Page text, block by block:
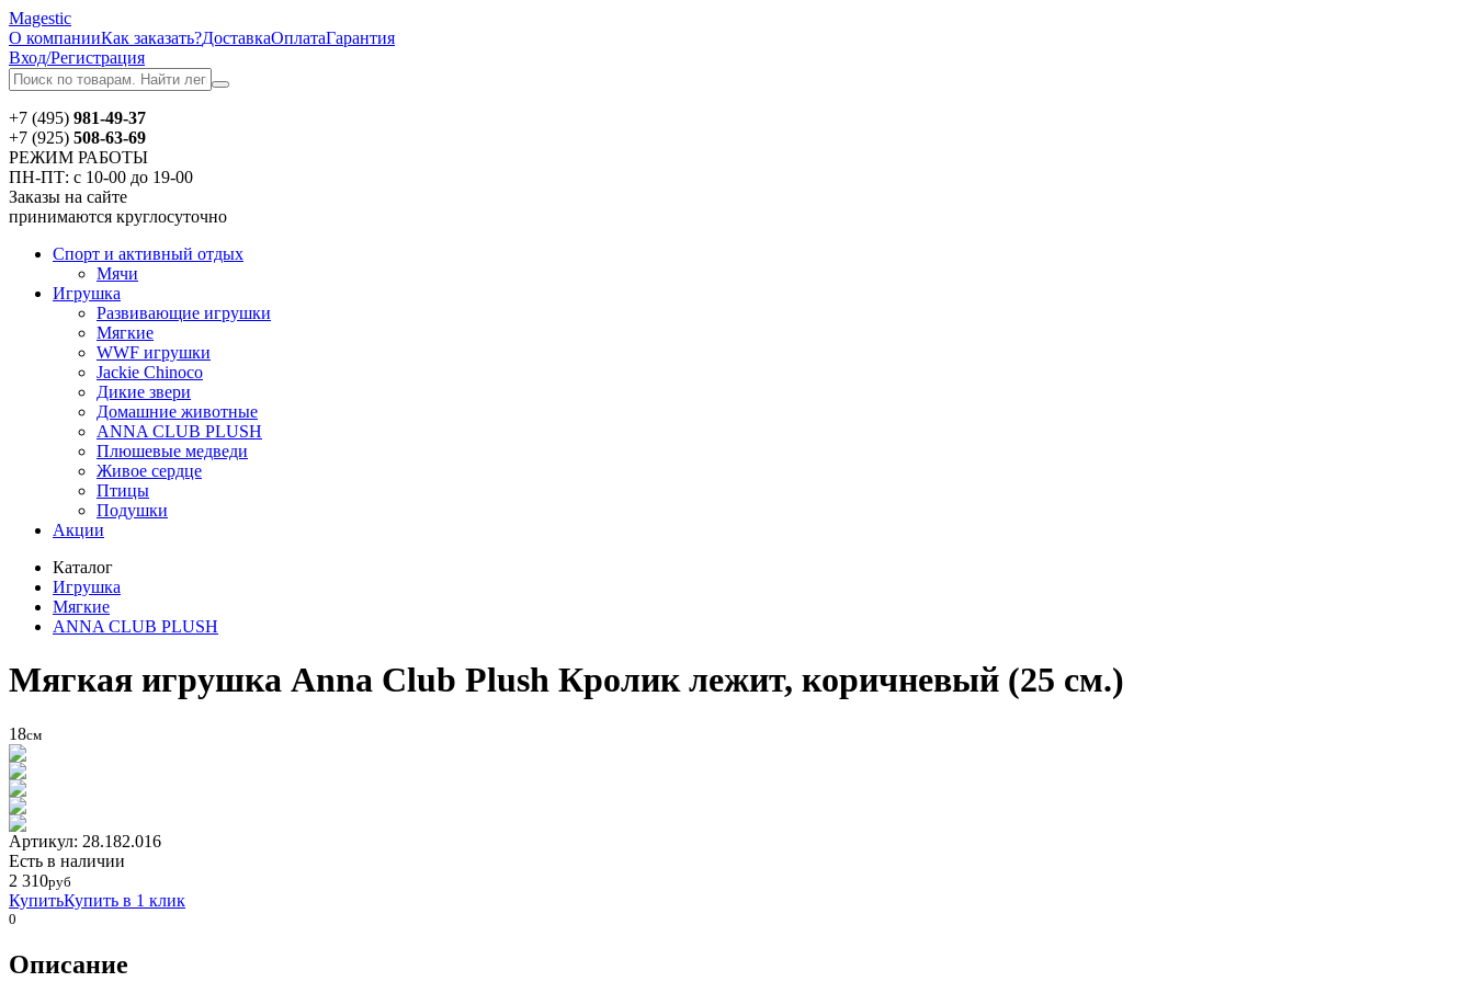
Magestic
О компанииКак заказать?ДоставкаОплатаГарантия
Вход/Регистрация
+7 (495) 981-49-37
+7 (925) 508-63-69
РЕЖИМ РАБОТЫ
ПН-ПТ: с 10-00 до 19-00
Заказы на сайте
принимаются круглосуточно
Спорт и активный отдых
Мячи
Игрушка
Развивающие игрушки
Мягкие
WWF игрушки
Jackie Chinoсo
Дикие звери
Домашние животные
ANNA CLUB PLUSH
Плюшевые медведи
Живое сердце
Птицы
Подушки
Акции
Каталог
Игрушка
Мягкие
ANNA CLUB PLUSH
Мягкая игрушка Anna Club Plush Кролик лежит, коричневый (25 см.)
18см
Артикул: 28.182.016
Eсть в наличии
2 310руб
КупитьКупить в 1 клик
0
Описание